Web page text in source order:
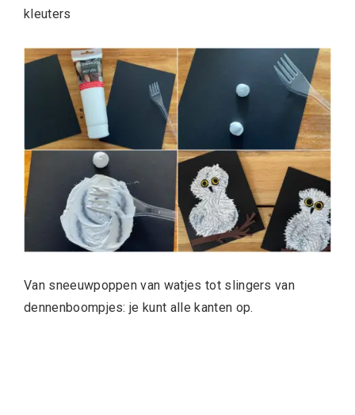
kleuters
Van sneeuwpoppen van watjes tot slingers van
dennenboompjes: je kunt alle kanten op.